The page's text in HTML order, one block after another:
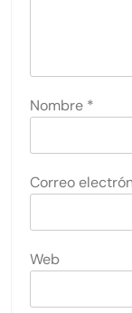
Nombre *
Correo
Web